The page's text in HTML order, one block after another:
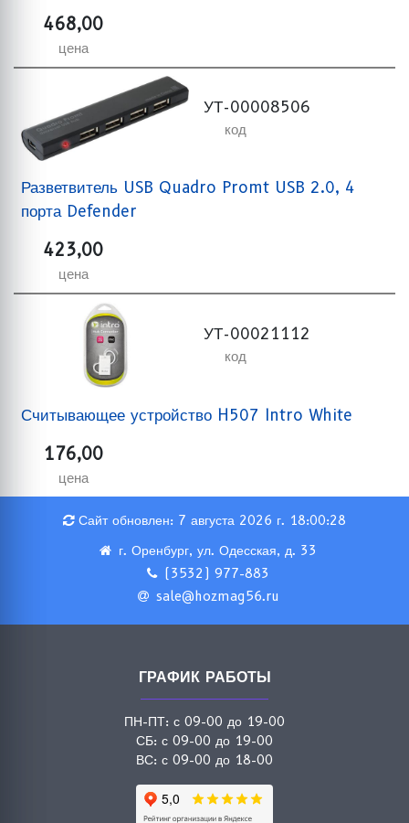
468,00
цена
УТ-00008506
код
Разветвитель USB Quadro Promt USB 2.0, 4
порта Defender
423,00
цена
УТ-00021112
код
Считывающее устройство H507 Intro White
176,00
цена
Сайт обновлен: 7 августа 2026 г. 18:00:28
г. Оренбург, ул. Одесская, д. 33
(3532) 977-883
sale@hozmag56.ru
ГРАФИК РАБОТЫ
ПН-ПТ: с 09-00 до 19-00
СБ: с 09-00 до 19-00
ВС: с 09-00 до 18-00